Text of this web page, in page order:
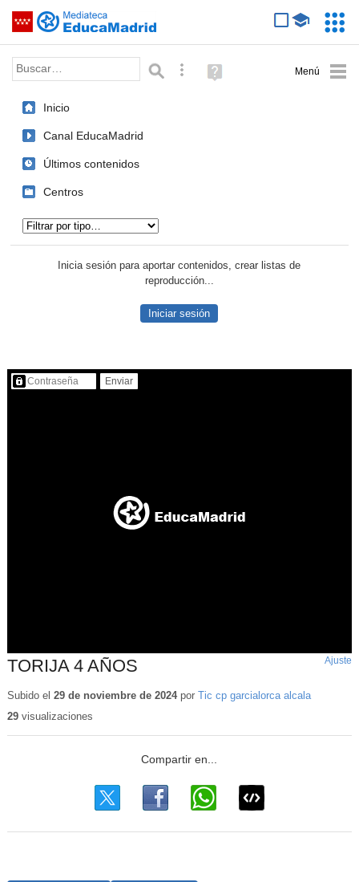
Saltar navegación
Palabra o frase: Búsqueda avanzada
Ayuda
(en
Inicio
Canal EducaMadrid
Últimos contenidos
Centros
Inicia sesión para aportar contenidos, crear listas de
reproducción...
Iniciar sesión
Contenido protegido…
TORIJA 4 AÑOS Ajuste
Subido el 29 de noviembre de 2024por Tic cp garcialorca alcala
29visualizaciones